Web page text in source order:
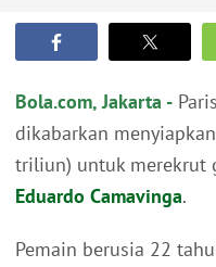
Bola.com, Jakarta -
dikabarkan
triliun) untuk merekrut
Eduardo Camavinga.
Pemain berusia 22